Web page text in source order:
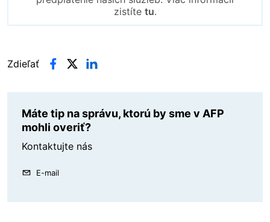
zistíte tu.
Zdieľať
Máte tip na správu, ktorú by sme v AFP
mohli overiť?
Kontaktujte nás
E-mail